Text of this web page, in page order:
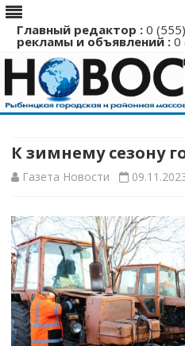
Главный редактор : 0
рекламы и объявлений : 0
К зимнему сезону
Газета Новости